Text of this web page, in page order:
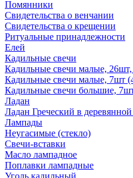
Помянники
Свидетельства о венчании
Свидетельства о крещении
Ритуальные принадлежности
Елей
Кадильные свечи
Кадильные свечи малые,
Кадильные свечи малые, 7шт
Кадильные свечи большие,
Ладан
Ладан Греческий в
Лампады
Неугасимые (стекло)
Свечи-вставки
Масло лампадное
Поплавки лампадные
Уголь кадильный